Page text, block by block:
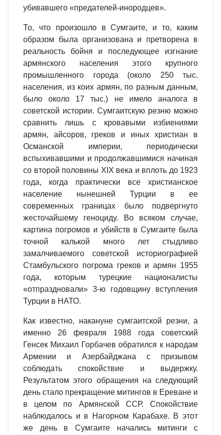
убивавшего «предателей-инородцев».
То, что произошло в Сумгаите, и то, каким
образом была организована и претворена в
реальность бойня и последующее изгнание
армянского населения этого крупного
промышленного города (около 250 тыс.
населения, из коих армян, по разным данным,
было около 17 тыс.) не имело аналога в
советской истории. Сумгаитскую резню можно
сравнить лишь с кровавыми избиениями
армян, айсоров, греков и иных христиан в
Османской империи, периодически
вспыхивавшими и продолжавшимися начиная
со второй половины XIX века и вплоть до 1923
года, когда практически все христианское
население нынешней Турции в ее
современных границах было подвергнуто
жесточайшему геноциду. Во всяком случае,
картина погромов и убийств в Сумгаите была
точной калькой много лет стыдливо
замалчиваемого советской историографией
Стамбульского погрома греков и армян 1955
года, которым турецкие националисты
«отпраздновали» 3-ю годовщину вступления
Турции в НАТО.
Как известно, накануне cумгаитской резни, а
именно 26 февраля 1988 года советский
Генсек Михаил Горбачев обратился к народам
Армении и Азербайджана с призывом
соблюдать спокойствие и выдержку.
Результатом этого обращения на следующий
день стало прекращение митингов в Ереване и
в целом по Армянской ССР. Спокойствие
наблюдалось и в Нагорном Карабахе. В этот
же день в Сумгаите начались митинги с